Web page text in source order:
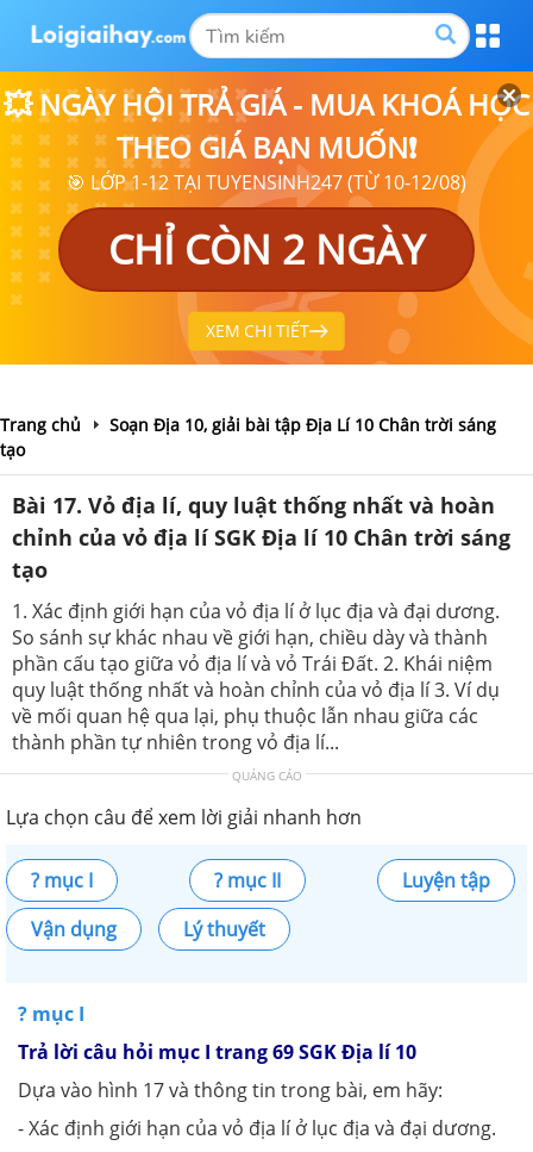
💥 NGÀY HỘI TRẢ GIÁ - MUA KHOÁ HỌC
THEO GIÁ BẠN MUỐN❗
🎯 LỚP 1-12 TẠI TUYENSINH247 (TỪ 10-12/08)
CHỈ CÒN 2 NGÀY
XEM CHI TIẾT
Trang chủ
Soạn Địa 10, giải bài tập Địa Lí 10 Chân trời sáng
tạo
Bài 17. Vỏ địa lí, quy luật thống nhất và hoàn
chỉnh của vỏ địa lí SGK Địa lí 10 Chân trời sáng
tạo
1. Xác định giới hạn của vỏ địa lí ở lục địa và đại dương.
So sánh sự khác nhau về giới hạn, chiều dày và thành
phần cấu tạo giữa vỏ địa lí và vỏ Trái Đất. 2. Khái niệm
quy luật thống nhất và hoàn chỉnh của vỏ địa lí 3. Ví dụ
về mối quan hệ qua lại, phụ thuộc lẫn nhau giữa các
thành phần tự nhiên trong vỏ địa lí...
QUẢNG CÁO
Lựa chọn câu để xem lời giải nhanh hơn
? mục I ? mục II
Luyện tập
Vận dụng
Lý thuyết
? mục I
Trả lời câu hỏi mục I trang 69 SGK Địa lí 10
Dựa vào hình 17 và thông tin trong bài, em hãy:
- Xác định giới hạn của vỏ địa lí ở lục địa và đại dương.